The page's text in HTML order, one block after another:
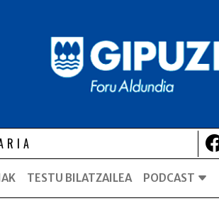
TESTU BILATZAILEA PODCAST